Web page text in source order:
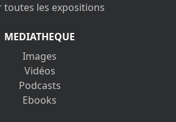
toutes les expositions
MEDIATHEQUE
Images
Vidéos
Podcasts
Ebooks